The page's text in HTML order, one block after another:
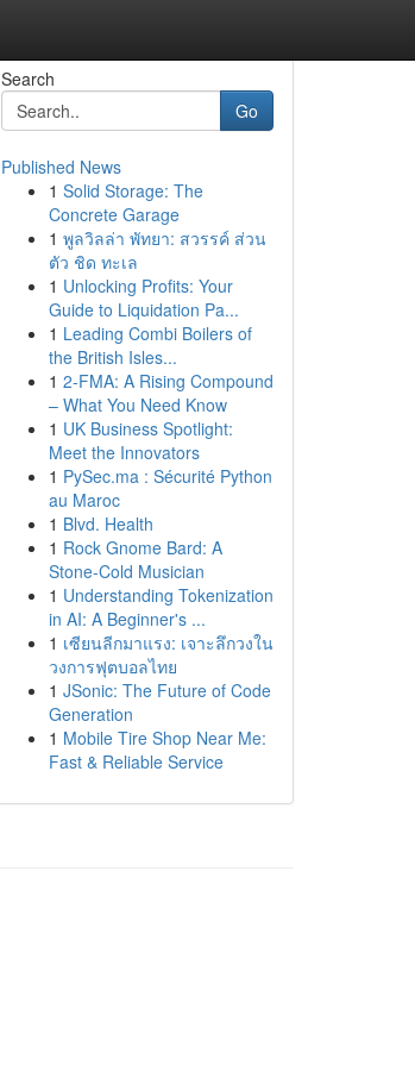
Search
Go
Published News
1 Solid Storage: The
Concrete Garage
1 พูลวิลล่า พัทยา: สวรรค์ ส่วน
ตัว ชิด ทะเล
1 Unlocking Profits: Your
Guide to Liquidation Pa...
1 Leading Combi Boilers of
the British Isles...
1 2-FMA: A Rising Compound
– What You Need Know
1 UK Business Spotlight:
Meet the Innovators
1 PySec.ma : Sécurité Python
au Maroc
1 Blvd. Health
1 Rock Gnome Bard: A
Stone-Cold Musician
1 Understanding Tokenization
in AI: A Beginner's ...
1 เซียนลีกมาแรง: เจาะลึกวงใน
วงการฟุตบอลไทย
1 JSonic: The Future of Code
Generation
1 Mobile Tire Shop Near Me:
Fast & Reliable Service